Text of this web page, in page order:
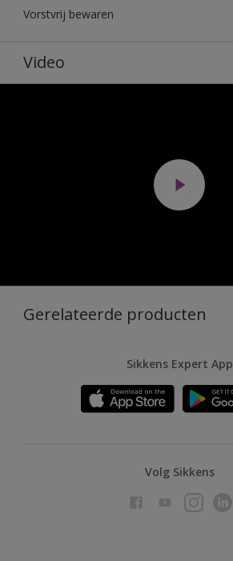
Vorstvrij bewaren
Video
Gerelateerde producten
Sikkens Expert App
Volg Sikkens